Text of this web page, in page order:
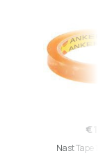
Nast Tape